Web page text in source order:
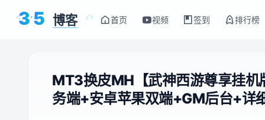
< />
35 博客 首页 视频 签到 排行榜
MT3换皮MH【武神西游尊享挂
务端+安卓苹果双端+GM后台+详